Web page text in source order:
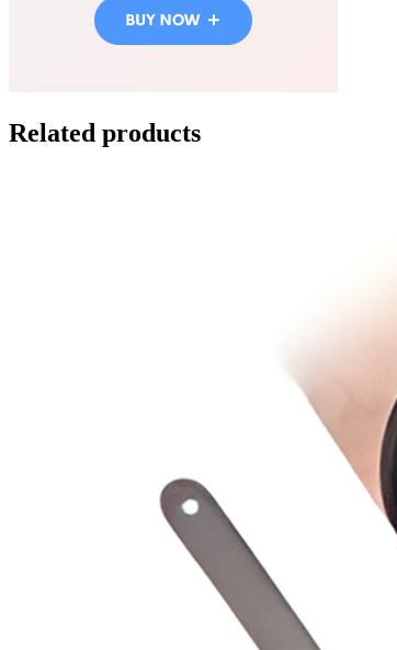
Related products